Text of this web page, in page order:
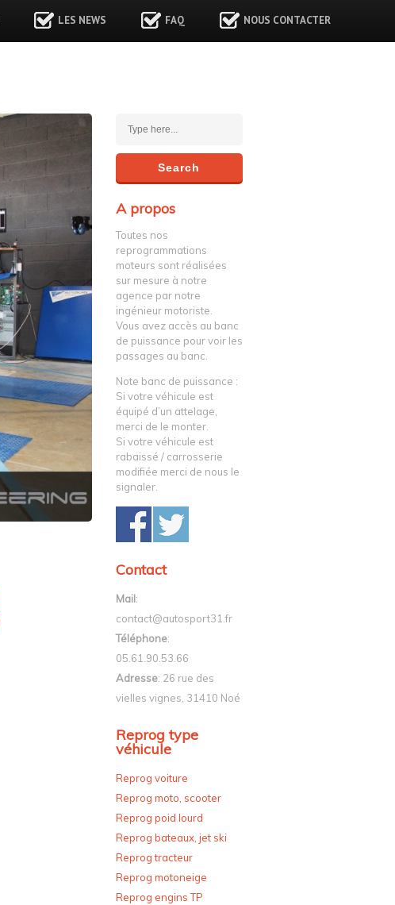
LES NEWS FAQ NOUS CONTACTER
A propos
Toutes nos
reprogrammations
moteurs sont réalisées
sur mesure à notre
agence par notre
ingénieur motoriste.
Vous avez accès au banc
de puissance pour voir les
passages au banc.
Note banc de puissance :
Si votre véhicule est
équipé d’un attelage,
merci de le monter.
Si votre véhicule est
rabaissé / carrosserie
modifiée merci de nous le
signaler.
Contact
Mail:
contact@autosport31.fr
Téléphone:
05.61.90.53.66
Adresse: 26 rue des
vielles vignes, 31410 Noé
Reprog type
véhicule
Reprog voiture
Reprog moto, scooter
Reprog poid lourd
Reprog bateaux, jet ski
Reprog tracteur
Reprog motoneige
Reprog engins TP